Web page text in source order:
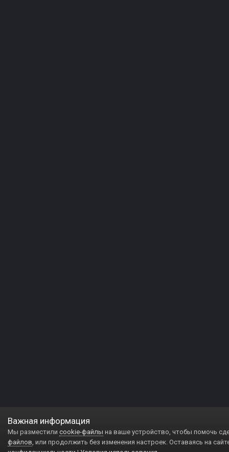
Важная информация
Мы разместили cookie-файлы на ваше устройство, чтобы помочь
файлов, или продолжить без изменения настроек. Оставаясь на